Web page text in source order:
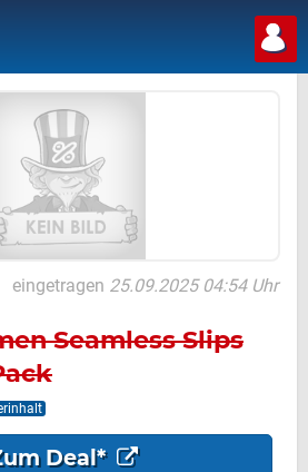
eingetragen 25.09.2025 04:54 Uhr
Seamless Slips
Deal*